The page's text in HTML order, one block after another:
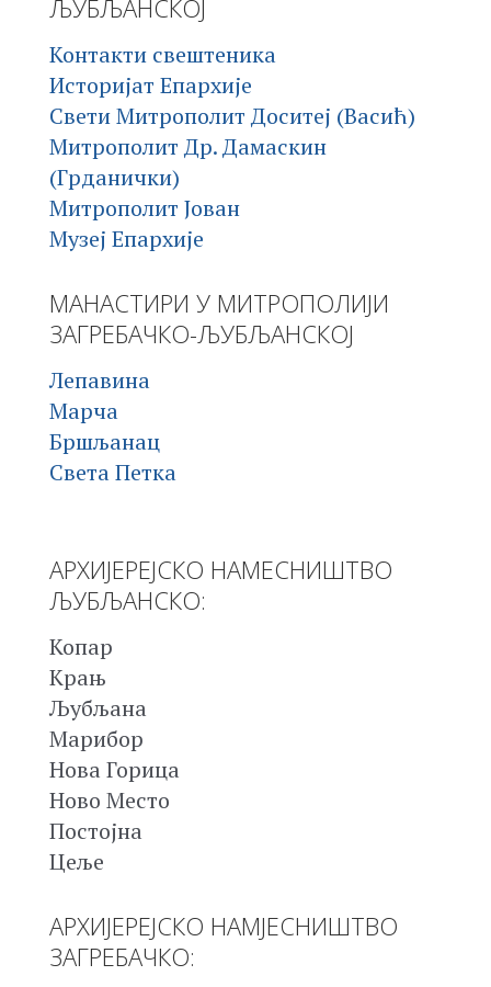
ЉУБЉАНСКОЈ
Контакти свештеника
Историјат Епархије
Свети Митрополит Доситеј (Васић)
Митрополит Др. Дамаскин
(Грданички)
Митрополит Јован
Музеј Епархије
МАНАСТИРИ У МИТРОПОЛИЈИ
ЗАГРЕБАЧКО-ЉУБЉАНСКОЈ
Лепавина
Марча
Бршљанац
Света Петка
АРХИЈЕРЕЈСКО НАМЕСНИШТВО
ЉУБЉАНСКО:
Копар
Крањ
Љубљана
Марибор
Нова Горица
Ново Место
Постојна
Цеље
АРХИЈЕРЕЈСКО НАМЈЕСНИШТВО
ЗАГРЕБАЧКО: